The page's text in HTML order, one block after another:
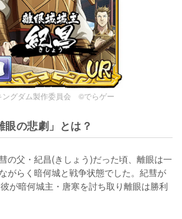
ングダム製作委員会 ©でらゲー
眼の悲劇」とは？
の父・紀昌(きしょう)だった頃、離眼は一
がらく暗何城と戦争状態でした。紀彗が
が暗何城主・唐寒を討ち取り離眼は勝利